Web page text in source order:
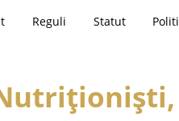
Reguli Statut